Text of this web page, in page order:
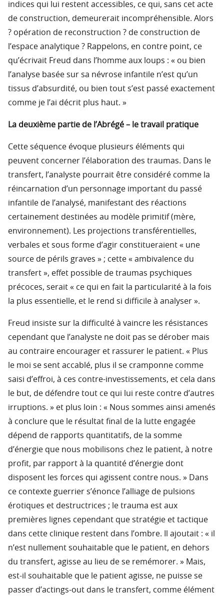
indices qui lui restent accessibles, ce qui, sans cet acte
de construction, demeurerait incompréhensible. Alors
? opération de reconstruction ? de construction de
l’espace analytique ? Rappelons, en contre point, ce
qu’écrivait Freud dans l’homme aux loups : « ou bien
l’analyse basée sur sa névrose infantile n’est qu’un
tissus d’absurdité, ou bien tout s’est passé exactement
comme je l’ai décrit plus haut. »
La deuxième partie de l’Abrégé – le travail pratique
Cette séquence évoque plusieurs éléments qui
peuvent concerner l’élaboration des traumas. Dans le
transfert, l’analyste pourrait être considéré comme la
réincarnation d’un personnage important du passé
infantile de l’analysé, manifestant des réactions
certainement destinées au modèle primitif (mère,
environnement). Les projections transférentielles,
verbales et sous forme d’agir constitueraient « une
source de périls graves » ; cette « ambivalence du
transfert », effet possible de traumas psychiques
précoces, serait « ce qui en fait la particularité à la fois
la plus essentielle, et le rend si difficile à analyser ».
Freud insiste sur la difficulté à vaincre les résistances
cependant que l’analyste ne doit pas se dérober mais
au contraire encourager et rassurer le patient. « Plus
le moi se sent accablé, plus il se cramponne comme
saisi d’effroi, à ces contre-investissements, et cela dans
le but, de défendre tout ce qui lui reste contre d’autres
irruptions. » et plus loin : « Nous sommes ainsi amenés
à conclure que le résultat final de la lutte engagée
dépend de rapports quantitatifs, de la somme
d’énergie que nous mobilisons chez le patient, à notre
profit, par rapport à la quantité d’énergie dont
disposent les forces qui agissent contre nous. » Dans
ce contexte guerrier s’énonce l’alliage de pulsions
érotiques et destructrices ; le trauma est aux
premières lignes cependant que stratégie et tactique
dans cette clinique restent dans l’ombre. Il ajoutait : « il
n’est nullement souhaitable que le patient, en dehors
du transfert, agisse au lieu de se remémorer. » Mais,
est-il souhaitable que le patient agisse, ne puisse se
passer d’actings-out dans le transfert, comme élément